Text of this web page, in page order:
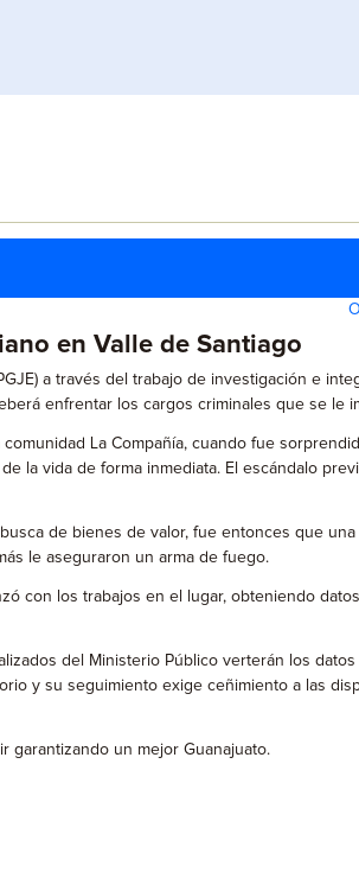
en Valle de Santiago
a través del trabajo de investigación e
enfrentar los cargos criminales que se le
La Compañía, cuando fue
vida de forma inmediata. El escándalo
de bienes de valor, fue entonces que
le aseguraron un arma de fuego.
con los trabajos en el lugar, obteniendo
del Ministerio Público verterán los
y su seguimiento exige ceñimiento a las
garantizando un mejor Guanajuato.